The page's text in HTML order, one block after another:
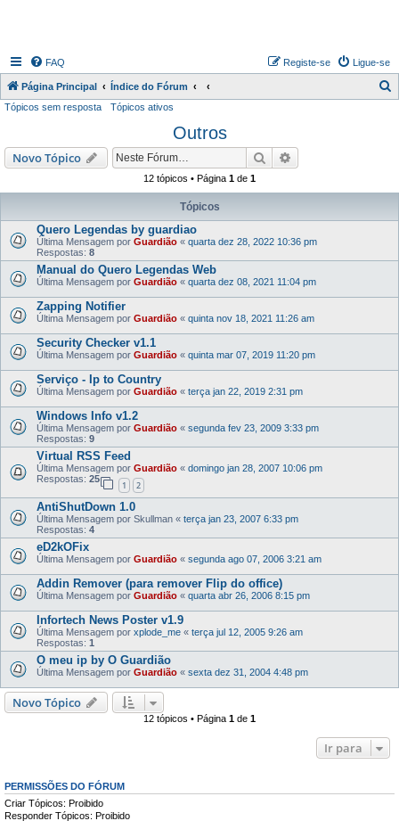
FAQ Ligue-se
Registe-se
Página Principal Índice do Fórum
i
Tópicos sem resposta Tópicos ativos
Outros
Novo Tópico Pesquisar
12 tópicos • Página 1 de 1
Tópicos
Quero Legendas by guardiao
Última Mensagem por Guardião « quarta dez 28, 2022 10:36 pm
Respostas: 8
Manual do Quero Legendas Web
Última Mensagem por Guardião « quarta dez 08, 2021 11:04 pm
Zapping Notifier
Última Mensagem por Guardião « quinta nov 18, 2021 11:26 am
Security Checker v1.1
Última Mensagem por Guardião « quinta mar 07, 2019 11:20 pm
Serviço - Ip to Country
Última Mensagem por Guardião « terça jan 22, 2019 2:31 pm
Windows Info v1.2
Última Mensagem por Guardião « segunda fev 23, 2009 3:33 pm
Respostas: 9
Virtual RSS Feed
Última Mensagem por Guardião « domingo jan 28, 2007 10:06 pm
Respostas: 25
1 2
AntiShutDown 1.0
Última Mensagem por Skullman « terça jan 23, 2007 6:33 pm
Respostas: 4
eD2kOFix
Última Mensagem por Guardião « segunda ago 07, 2006 3:21 am
Addin Remover (para remover Flip do office)
Última Mensagem por Guardião « quarta abr 26, 2006 8:15 pm
Infortech News Poster v1.9
Última Mensagem por xplode_me « terça jul 12, 2005 9:26 am
Respostas: 1
O meu ip by O Guardião
Última Mensagem por Guardião « sexta dez 31, 2004 4:48 pm
Novo Tópico
12 tópicos • Página 1 de 1
Ir para
PERMISSÕES DO FÓRUM
Criar Tópicos: Proibido
Responder Tópicos: Proibido